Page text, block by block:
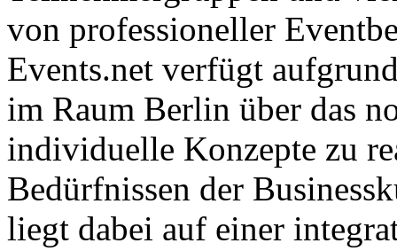
von professioneller
Events.net verfügt
im Raum Berlin über das
individuelle Konzepte zu
Bedürfnissen der
liegt dabei auf einer